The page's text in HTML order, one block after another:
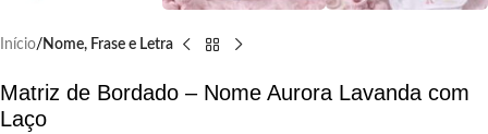
Início Nome, Frase e Letra
Matriz de Bordado – Nome Aurora Lavanda com
Laço